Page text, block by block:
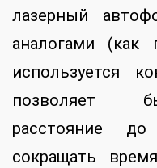
лазерный
аналогами (как
используется
позволяет
расстояние
сокращать